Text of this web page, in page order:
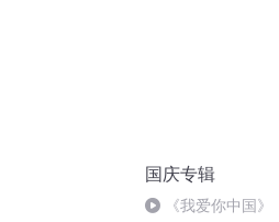
国庆专辑
《我爱你中国》